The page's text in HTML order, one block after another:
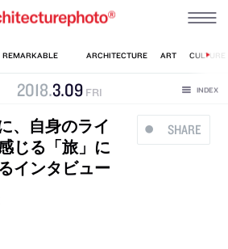
2018.3.09 FRI
SHARE
、自身のライ
じる「旅」に
インタビュー